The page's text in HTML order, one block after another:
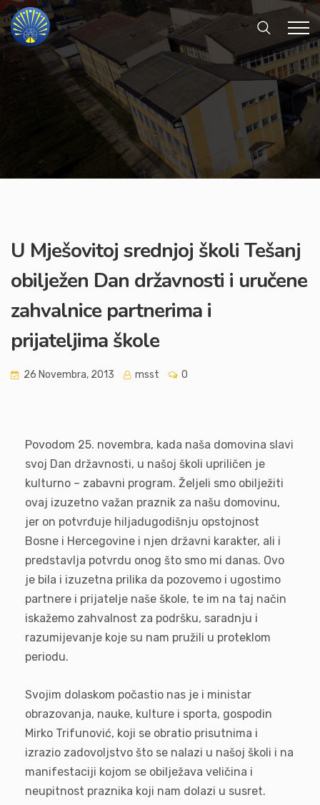
U Mješovitoj srednjoj školi Tešanj
obilježen Dan državnosti i uručene
zahvalnice partnerima i
prijateljima škole
26 Novembra, 2013 msst 0
Povodom 25. novembra, kada naša domovina slavi
svoj Dan državnosti, u našoj školi upriličen je
kulturno – zabavni program. Željeli smo obilježiti
ovaj izuzetno važan praznik za našu domovinu,
jer on potvrđuje hiljadugodišnju opstojnost
Bosne i Hercegovine i njen državni karakter, ali i
predstavlja potvrdu onog što smo mi danas. Ovo
je bila i izuzetna prilika da pozovemo i ugostimo
partnere i prijatelje naše škole, te im na taj način
iskažemo zahvalnost za podršku, saradnju i
razumijevanje koje su nam pružili u proteklom
periodu.
Svojim dolaskom počastio nas je i ministar
obrazovanja, nauke, kulture i sporta, gospodin
Mirko Trifunović, koji se obratio prisutnima i
izrazio zadovoljstvo što se nalazi u našoj školi i na
manifestaciji kojom se obilježava veličina i
neupitnost praznika koji nam dolazi u susret.